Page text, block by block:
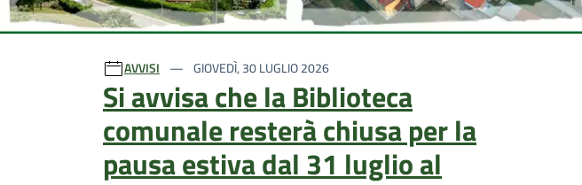
Ultime notizie
AVVISI GIOVEDÌ, 30 LUGLIO 2026
Si avvisa che la Biblioteca
comunale resterà chiusa per la
pausa estiva dal 31 luglio al